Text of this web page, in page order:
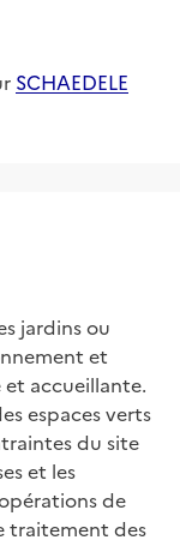
SCHAEDELE
jardins ou
et
accueillante.
espaces verts
du site
et les
de
traitement des